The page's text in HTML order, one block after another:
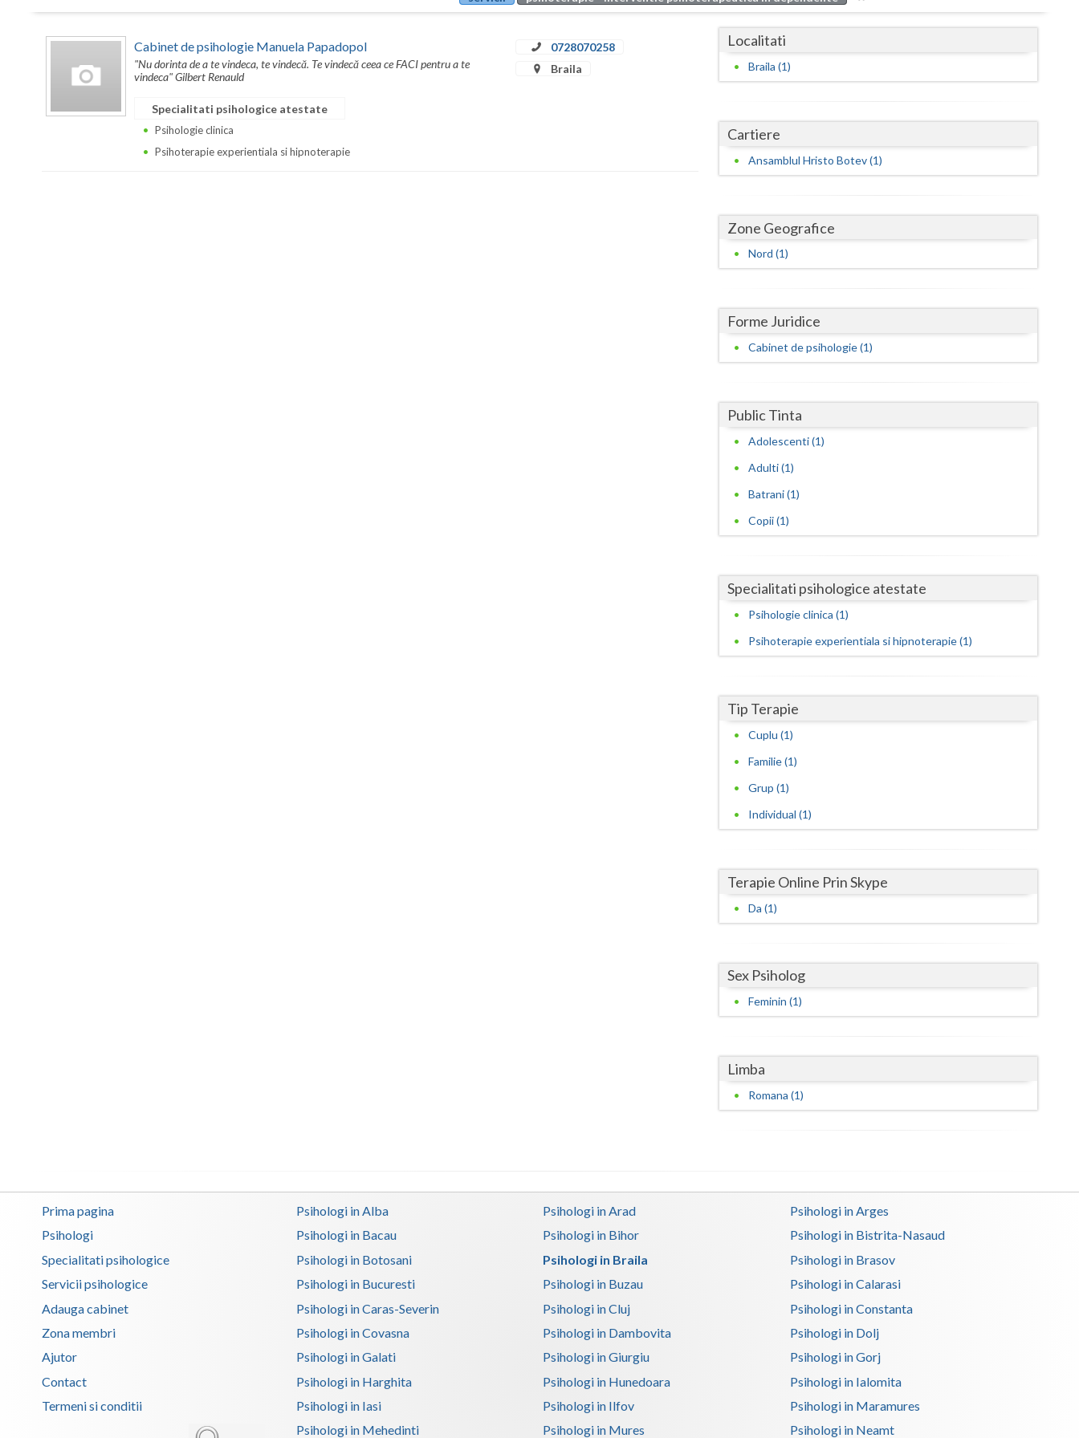
Buzau
Covasna
Galati
Harghita
Mures
Neamt
Timis
Cabinet de psihologie Manuela Papadopol
"Nu dorinta de a te vindeca, te vindecă. Te vindecă ceea ce FACI pentru a te
vindeca" Gilbert Renauld
0728070258
Braila
Specialitati psihologice atestate
Psihologie clinica
Psihoterapie experientiala si hipnoterapie
Localitati
Braila (1)
Cartiere
Ansamblul Hristo Botev (1)
Zone Geografice
Nord (1)
Forme Juridice
Cabinet de psihologie (1)
Public Tinta
Adolescenti (1)
Adulti (1)
Batrani (1)
Copii (1)
Specialitati psihologice atestate
Psihologie clinica (1)
Psihoterapie experientiala si hipnoterapie (1)
Tip Terapie
Cuplu (1)
Familie (1)
Grup (1)
Individual (1)
Terapie Online Prin Skype
Da (1)
Sex Psiholog
Feminin (1)
Limba
Romana (1)
Prima pagina
Psihologi
Specialitati psihologice
Servicii psihologice
Adauga cabinet
Zona membri
Ajutor
Contact
Termeni si conditii
Psihologi in Alba Psihologi in Arad
Psihologi in Arges
Psihologi in Bacau
Psihologi in Bihor
Psihologi in Bistrita-Nasaud
Psihologi in Botosani
Psihologi in Braila
Psihologi in Brasov
Psihologi in Bucuresti
Psihologi in Buzau
Psihologi in Calarasi
Psihologi in Caras-Severin
Psihologi in Cluj
Psihologi in Constanta
Psihologi in Covasna
Psihologi in Dambovita
Psihologi in Dolj
Psihologi in Galati
Psihologi in Giurgiu
Psihologi in Gorj
Psihologi in Harghita
Psihologi in Hunedoara
Psihologi in Ialomita
Psihologi in Iasi
Psihologi in Ilfov
Psihologi in Maramures
Psihologi in Mehedinti
Psihologi in Mures Psihologi in Neamt